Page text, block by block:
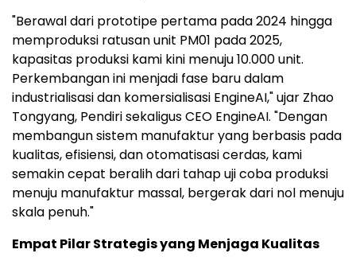
"Berawal dari prototipe pertama pada 2024 hingga
memproduksi ratusan unit PM01 pada 2025,
kapasitas produksi kami kini menuju 10.000 unit.
Perkembangan ini menjadi fase baru dalam
industrialisasi dan komersialisasi EngineAI," ujar Zhao
Tongyang, Pendiri sekaligus CEO EngineAI. "Dengan
membangun sistem manufaktur yang berbasis pada
kualitas, efisiensi, dan otomatisasi cerdas, kami
semakin cepat beralih dari tahap uji coba produksi
menuju manufaktur massal, bergerak dari nol menuju
skala penuh."
Empat Pilar Strategis yang Menjaga Kualitas